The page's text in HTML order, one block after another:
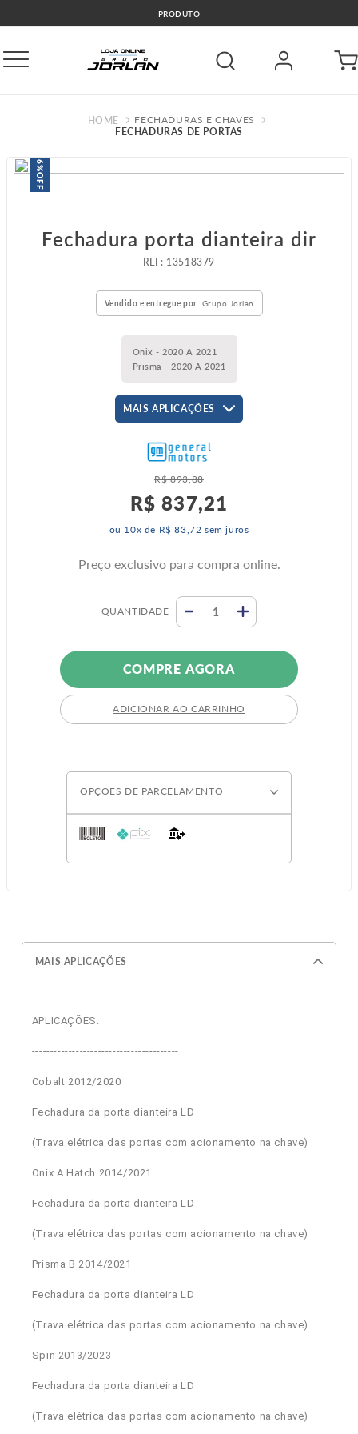
PRODUTO
FECHADURAS E CHAVES
FECHADURAS DE PORTAS
6%
OFF
Fechadura porta dianteira dir
: 13518379
Vendido e entregue por: Grupo Jorlan
Onix - 2020 A 2021
Prisma - 2020 A 2021
MAIS APLICAÇÕES
R$ 893,88
R$ 837,21
ou 10x de R$ 83 ,72 sem juros
Preço exclusivo para compra online.
QUANTIDADE
COMPRE AGORA
ADICIONAR AO CARRINHO
OPÇÕES DE PARCELAMENTO
MAIS APLICAÇÕES
APLICAÇÕES:
----------------------------------------
Cobalt 2012/2020
Fechadura da porta dianteira LD
(Trava elétrica das portas com acionamento na chave)
Onix A Hatch 2014/2021
Fechadura da porta dianteira LD
(Trava elétrica das portas com acionamento na chave)
Prisma B 2014/2021
Fechadura da porta dianteira LD
(Trava elétrica das portas com acionamento na chave)
Spin 2013/2023
Fechadura da porta dianteira LD
(Trava elétrica das portas com acionamento na chave)